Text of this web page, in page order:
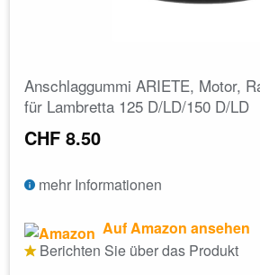
Anschlaggummi ARIETE, Motor,
für Lambretta 125 D/LD/150 D/LD
CHF 8.50
mehr Informationen
Auf Amazon ansehen
Berichten Sie über das Produkt